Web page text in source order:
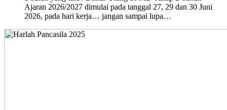
Ajaran 2026/2027 dimulai pada tanggal 27, 29 dan 30 Juni
2026, pada hari kerja… jangan sampai lupa…